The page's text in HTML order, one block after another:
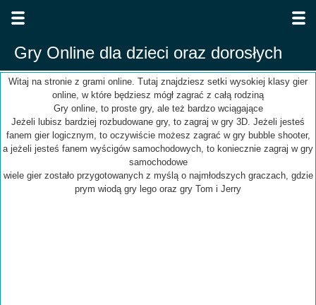
Gry Online dla dzieci oraz dorosłych
Witaj na stronie z grami online. Tutaj znajdziesz setki wysokiej klasy gier
online, w które będziesz mógł zagrać z całą rodziną
Gry online, to proste gry, ale też bardzo wciągające
Jeżeli lubisz bardziej rozbudowane gry, to zagraj w gry 3D. Jeżeli jesteś
fanem gier logicznym, to oczywiście możesz zagrać w gry bubble shooter,
a jeżeli jesteś fanem wyścigów samochodowych, to koniecznie zagraj w gry
samochodowe
wiele gier zostało przygotowanych z myślą o najmłodszych graczach, gdzie
prym wiodą gry lego oraz gry Tom i Jerry